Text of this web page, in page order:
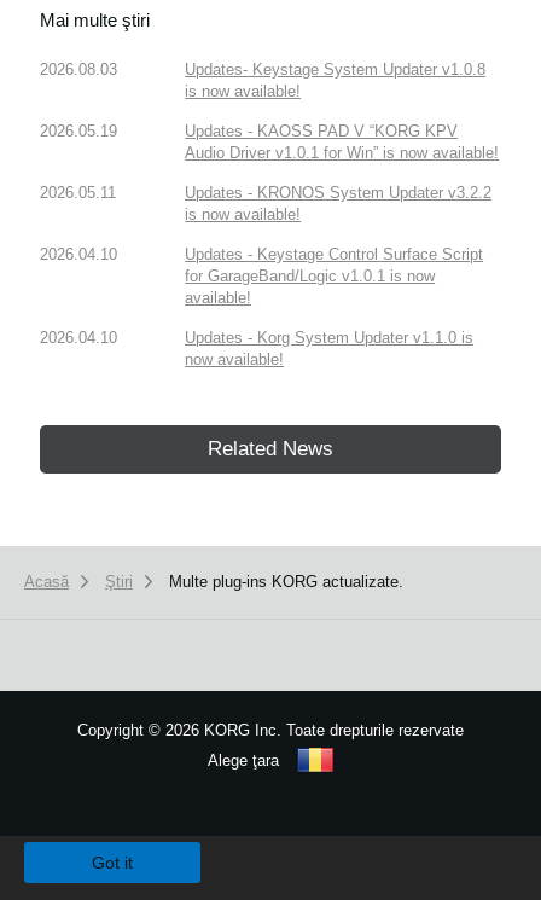
Mai multe ştiri
2026.08.03
Updates- Keystage System Updater v1.0.8
is now available!
2026.05.19
Updates - KAOSS PAD V “KORG KPV
Audio Driver v1.0.1 for Win” is now available!
2026.05.11
Updates - KRONOS System Updater v3.2.2
is now available!
2026.04.10
Updates - Keystage Control Surface Script
for GarageBand/Logic v1.0.1 is now
available!
2026.04.10
Updates - Korg System Updater v1.1.0 is
now available!
Related News
Acasă Ştiri Multe plug-ins KORG actualizate.
Copyright © 2026 KORG Inc. Toate drepturile rezervate
Alege ţara
Got it